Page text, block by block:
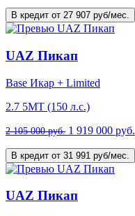
В кредит от 27 907 руб/мес.
UAZ Пикап
Base Икар + Limited
2.7 5МТ (150 л.с.)
2 105 000 руб. 1 919 000 руб.
В кредит от 31 991 руб/мес.
UAZ Пикап